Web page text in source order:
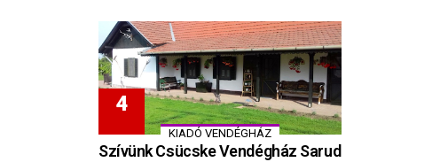
KIADÓ VENDÉGHÁZ
Szívünk Csücske Vendégház Sarud